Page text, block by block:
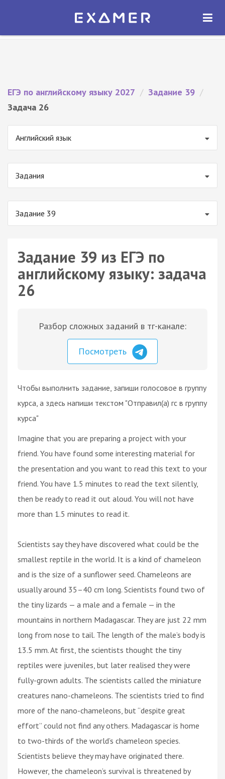
Экзамер — ЕГЭ 2027
ОТКРЫТЬ
ЕГЭ по английскому языку 2027 / Задание 39 /
Задача 26
Английский язык
Задания
Задание 39
Задание 39 из ЕГЭ по
английскому языку: задача
26
Разбор сложных заданий в тг-канале:
Посмотреть
Чтобы выполнить задание, запиши голосовое в группу
курса, а здесь напиши текстом "Отправил(а) гс в группу
курса"
Imagine that you are preparing a project with your
friend. You have found some interesting material for
the presentation and you want to read this text to your
friend. You have 1.5 minutes to read the text silently,
then be ready to read it out aloud. You will not have
more than 1.5 minutes to read it.
Scientists say they have discovered what could be the
smallest reptile in the world. It is a kind of chameleon
and is the size of a sunflower seed. Chameleons are
usually around 35–40 cm long. Scientists found two of
the tiny lizards — a male and a female — in the
mountains in northern Madagascar. They are just 22 mm
long from nose to tail. The length of the male’s body is
13.5 mm. At first, the scientists thought the tiny
reptiles were juveniles, but later realised they were
fully-grown adults. The scientists called the miniature
creatures nano-chameleons. The scientists tried to find
more of the nano-chameleons, but “despite great
effort” could not find any others. Madagascar is home
to two-thirds of the world’s chameleon species.
Scientists believe they may have originated there.
However, the chameleon’s survival is threatened by